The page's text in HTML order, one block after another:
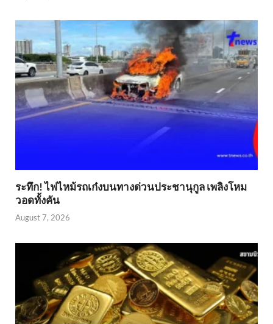
ระทึก! ไฟไหม้รถเก๋งบนทางด่วนประชานุกูล เพลิงโหม
วอดทั้งคัน
August 7, 2026